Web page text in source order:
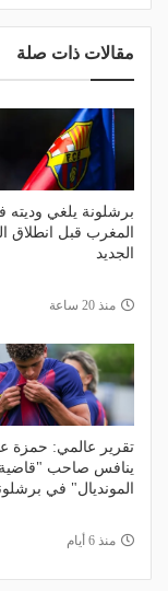
مقالات ذات صلة
برشلونة يلغي وديته
المغرب قبل انطلاق
الجديد
منذ 20 ساعة
تقرير عالمي: حمزة
ينافس صاحب "قاضية
المونديال" في
منذ 6 أيام